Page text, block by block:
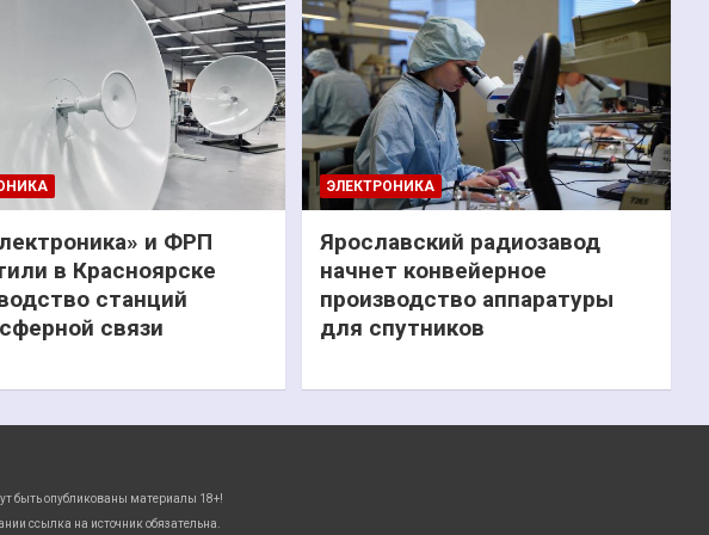
и ФРП
в Красноярске
станций
связи
ЭЛЕКТРОНИКА
Ярославский радиозавод
начнет конвейерное
производство аппаратуры
для спутников
быть опубликованы материалы 18+!
ссылка на источник обязательна.